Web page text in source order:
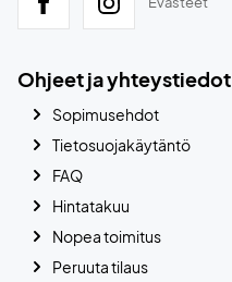
Ohjeet ja yhteystiedot
Sopimusehdot
Tietosuojakäytäntö
FAQ
Hintatakuu
Nopea toimitus
Peruuta tilaus